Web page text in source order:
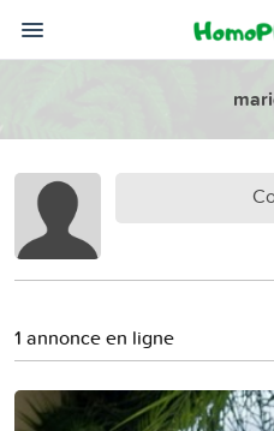
1 annonce en ligne